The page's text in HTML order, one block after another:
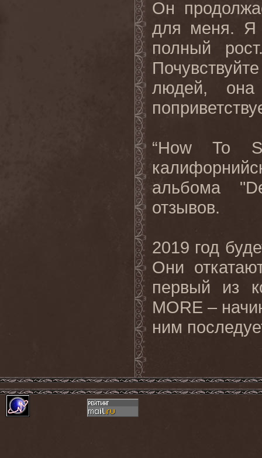
Он
для меня. Я
полный рост
людей,
“How To
альбома "
отзывов.
2019 год
Они
первый из
MORE –
ним